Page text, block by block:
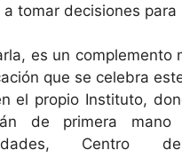
a tomar decisiones para
es un complemento
que se celebra
el propio Instituto,
de primera
Centro